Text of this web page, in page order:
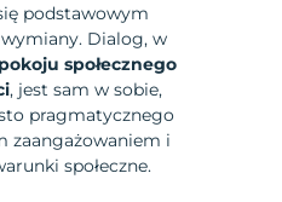
podstawowym
Dialog, w
społecznego
, jest sam w sobie,
pragmatycznego
zaangażowaniem i
społeczne.